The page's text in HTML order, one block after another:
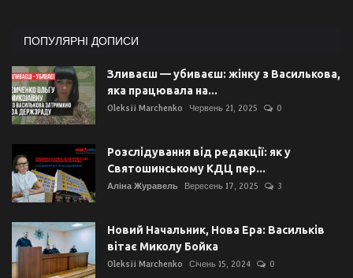
ПОПУЛЯРНІ ДОПИСИ
Зливаєш — убиваєш: жінку з Василькова,
яка працювала на...
Oleksii Marchenko Червень 21, 2025 0
Розслідування від редакції: як у
Святошинському КДЦ пер...
Аліна Журавель Вересень 17, 2025 3
Новий Начальник, Нова Ера: Васильків
вітає Миколу Бойка
Oleksii Marchenko Січень 15, 2024 0